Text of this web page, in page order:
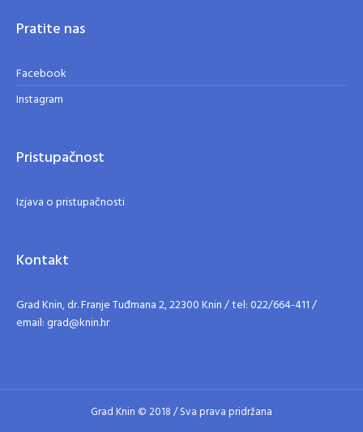
Pratite nas
Facebook
Instagram
Pristupačnost
Izjava o pristupačnosti
Kontakt
Grad Knin, dr. Franje Tuđmana 2, 22300 Knin / tel: 022/664-411 /
email: grad@knin.hr
Grad Knin © 2018 / Sva prava pridržana